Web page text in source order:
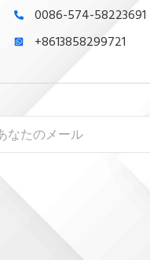
0086-574-58223691
+8613858299721